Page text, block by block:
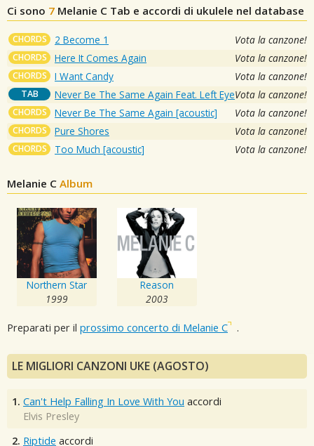
Ci sono 7 Melanie C Tab e accordi di ukulele nel database
CHORDS 2 Become 1 Vota la canzone!
CHORDS Here It Comes Again Vota la canzone!
CHORDS I Want Candy Vota la canzone!
TAB Never Be The Same Again Feat. Left EyeVota la canzone!
CHORDS Never Be The Same Again [acoustic] Vota la canzone!
CHORDS Pure Shores Vota la canzone!
CHORDS Too Much [acoustic] Vota la canzone!
Melanie C Album
Northern Star
1999
Reason
2003
Preparati per il prossimo concerto di Melanie C .
LE MIGLIORI CANZONI UKE (AGOSTO)
1. Can't Help Falling In Love With You accordi
Elvis Presley
2. Riptide accordi